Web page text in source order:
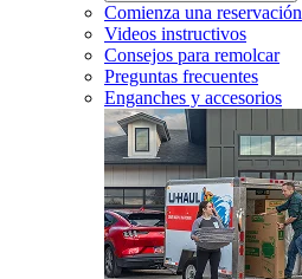
Comienza una reservación
Videos instructivos
Consejos para remolcar
Preguntas frecuentes
Enganches y accesorios